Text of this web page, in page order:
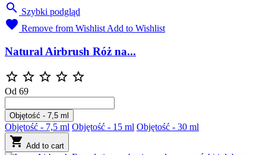
 Szybki podgląd
 Remove from Wishlist Add to Wishlist
Natural Airbrush Róż na...
    
Od 69
Objętość - 7,5 ml
Objętość - 7,5 ml Objętość - 15 ml Objętość - 30 ml
 Add to cart